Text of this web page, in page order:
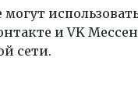
могут
и VK
сети.